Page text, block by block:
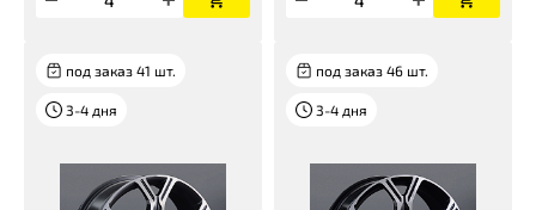
под заказ 41 шт.
3-4 дня
под заказ 46 шт.
3-4 дня